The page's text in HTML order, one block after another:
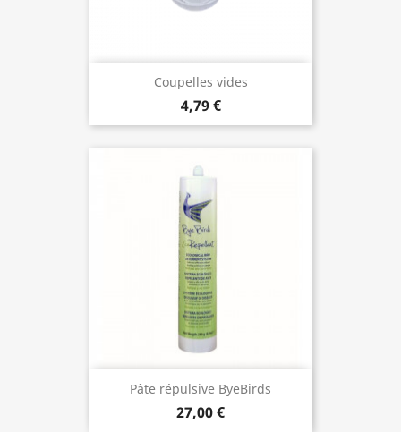
Coupelles vides
4,79 €
Pâte répulsive ByeBirds
27,00 €